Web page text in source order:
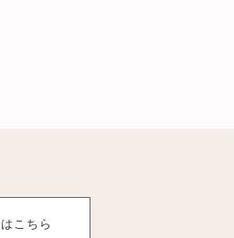
はこちら